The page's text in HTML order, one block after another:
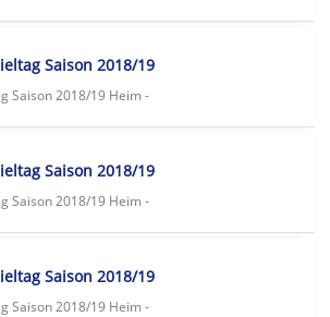
Saison 2018/19
Saison 2018/19 Heim -
Saison 2018/19
Saison 2018/19 Heim -
Saison 2018/19
Saison 2018/19 Heim -